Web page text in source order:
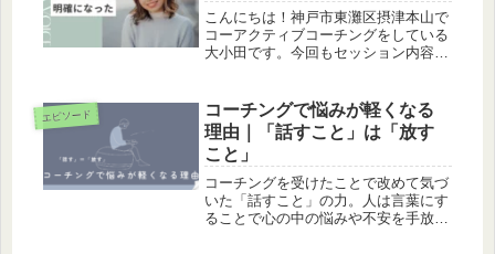
こんにちは！神戸市東灘区摂津本山で
コーアクティブコーチングをしている
大小田です。今回もセッション内容を
持てないんです」そんな言葉から始ま
った、ある女性とのセッション。彼女
はとても...
エピソード
コーチングで悩みが軽くなる
理由｜「話すこと」は「放す
こと」
コーチングを受けたことで改めて気づ
いた「話すこと」の力。人は言葉にす
ることで心の中の悩みや不安を手放す